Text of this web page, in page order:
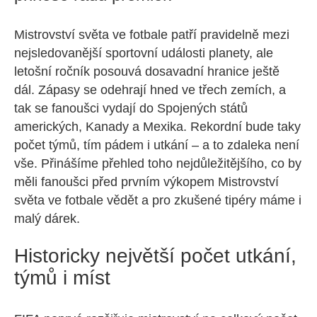
Mistrovství světa ve fotbale patří pravidelně mezi
nejsledovanější sportovní události planety, ale
letošní ročník posouvá dosavadní hranice ještě
dál. Zápasy se odehrají hned ve třech zemích, a
tak se fanoušci vydají do Spojených států
amerických, Kanady a Mexika. Rekordní bude taky
počet týmů, tím pádem i utkání – a to zdaleka není
vše. Přinášíme přehled toho nejdůležitějšího, co by
měli fanoušci před prvním výkopem Mistrovství
světa ve fotbale vědět a pro zkušené tipéry máme i
malý dárek.
Historicky největší počet utkání,
týmů i míst